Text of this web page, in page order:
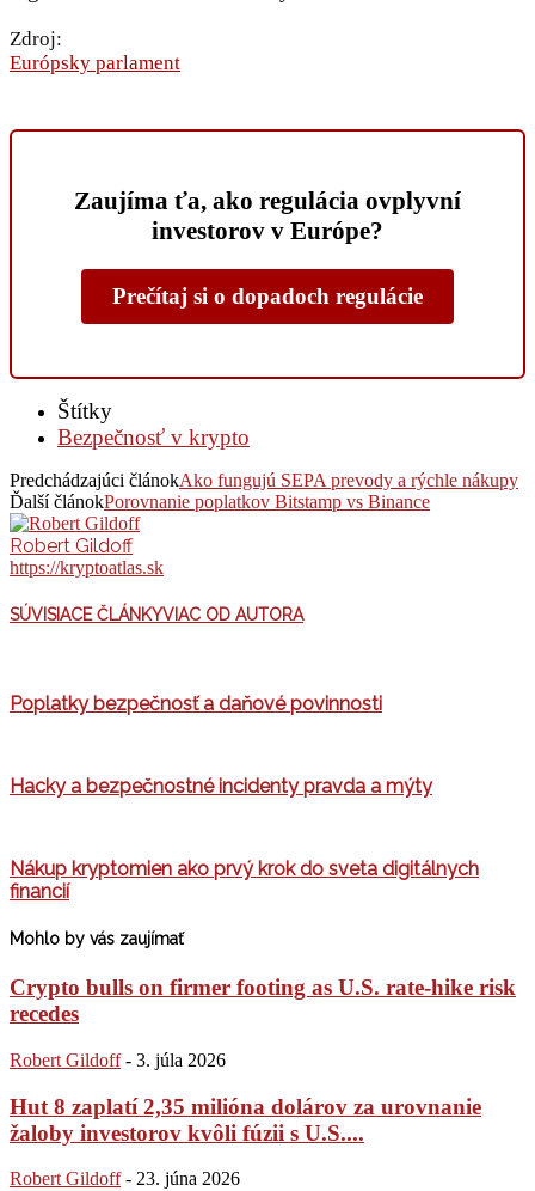
Zdroj:
Európsky parlament
Zaujíma ťa, ako regulácia ovplyvní
investorov v Európe?
Prečítaj si o dopadoch regulácie
Štítky
Bezpečnosť v krypto
Predchádzajúci článokAko fungujú SEPA prevody a rýchle nákupy
Ďalší článokPorovnanie poplatkov Bitstamp vs Binance
Robert Gildoff
https://kryptoatlas.sk
SÚVISIACE ČLÁNKYVIAC OD AUTORA
Poplatky bezpečnosť a daňové povinnosti
Hacky a bezpečnostné incidenty pravda a mýty
Nákup kryptomien ako prvý krok do sveta digitálnych
financií
Mohlo by vás zaujímať
Crypto bulls on firmer footing as U.S. rate-hike risk
recedes
Robert Gildoff - 3. júla 2026
Hut 8 zaplatí 2,35 milióna dolárov za urovnanie
žaloby investorov kvôli fúzii s U.S....
Robert Gildoff - 23. júna 2026